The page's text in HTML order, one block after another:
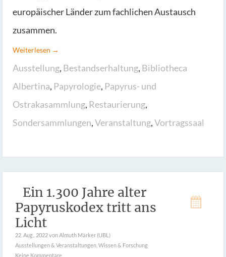
europäischer Länder zum fachlichen Austausch
zusammen.
Weiterlesen →
Ausstellung, Bestandserhaltung, Bibliotheca
Albertina, Papyrologie, Papyrus- und
Ostrakasammlung, Restaurierung,
Sondersammlungen,Veranstaltung,Vortragssaal
Ein 1.300 Jahre alter
Papyruskodex tritt ans
Licht
22. Aug.. 2022von Almuth Märker (UBL)
Ausstellungen & Veranstaltungen Wissen & Forschung
Keine Kommentare